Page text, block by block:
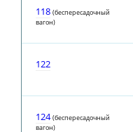
118 (беспересадочный
вагон)
122
124 (беспересадочный
вагон)